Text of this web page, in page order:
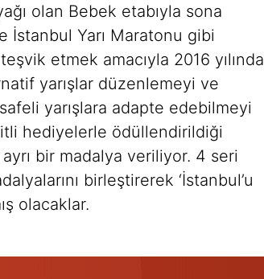
olan Bebek etabıyla sona
İstanbul Yarı Maratonu gibi
etmek amacıyla 2016 yılında
yarışlar düzenlemeyi ve
yarışlara adapte edebilmeyi
hediyelerle ödüllendirildiği
bir madalya veriliyor. 4 seri
birleştirerek ‘İstanbul’u
olacaklar.